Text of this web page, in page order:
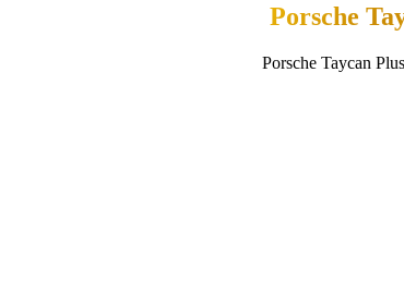
Porsche
Porsche Taycan Plus